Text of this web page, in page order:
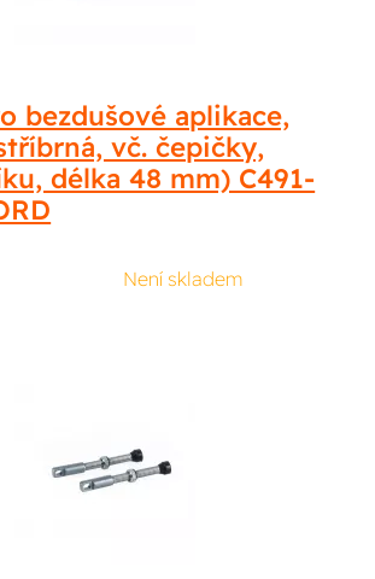
bezdušové aplikace,
vč. čepičky,
délka 48 mm) C491-
Není skladem